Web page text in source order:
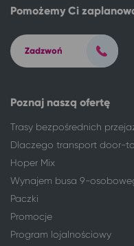
Kołobrzeg
Konin
Ciechocinek
Konstantynów Łódzki
Koszalin
Krasnystaw
Krotoszyn
Łęczyca
Łomża
Poznaj naszą ofertę
Trasy bezpośrednich
Dlaczego transport door-
Hoper Mix
Wynajem busa 9-
Paczki
Promocje
Program lojalnościowy
Pomożemy Ci
Zadzwoń